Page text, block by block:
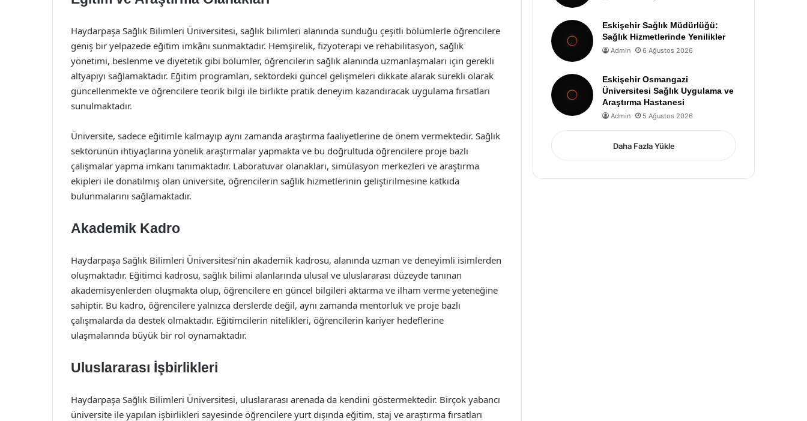
Haydarpaşa Sağlık Bilimleri Üniversitesi, sağlık bilimleri alanında sunduğu çeşitli bölümlerle öğrencilere
geniş bir yelpazede eğitim imkânı sunmaktadır. Hemşirelik, fizyoterapi ve rehabilitasyon, sağlık
yönetimi, beslenme ve diyetetik gibi bölümler, öğrencilerin sağlık alanında uzmanlaşmaları için gerekli
altyapıyı sağlamaktadır. Eğitim programları, sektördeki güncel gelişmeleri dikkate alarak sürekli olarak
güncellenmekte ve öğrencilere teorik bilgi ile birlikte pratik deneyim kazandıracak uygulama fırsatları
sunulmaktadır.
Üniversite, sadece eğitimle kalmayıp aynı zamanda araştırma faaliyetlerine de önem vermektedir. Sağlık
sektörünün ihtiyaçlarına yönelik araştırmalar yapmakta ve bu doğrultuda öğrencilere proje bazlı
çalışmalar yapma imkanı tanımaktadır. Laboratuvar olanakları, simülasyon merkezleri ve araştırma
ekipleri ile donatılmış olan üniversite, öğrencilerin sağlık hizmetlerinin geliştirilmesine katkıda
bulunmalarını sağlamaktadır.
Akademik Kadro
Haydarpaşa Sağlık Bilimleri Üniversitesi’nin akademik kadrosu, alanında uzman ve deneyimli isimlerden
oluşmaktadır. Eğitimci kadrosu, sağlık bilimi alanlarında ulusal ve uluslararası düzeyde tanınan
akademisyenlerden oluşmakta olup, öğrencilere en güncel bilgileri aktarma ve ilham verme yeteneğine
sahiptir. Bu kadro, öğrencilere yalnızca derslerde değil, aynı zamanda mentorluk ve proje bazlı
çalışmalarda da destek olmaktadır. Eğitimcilerin nitelikleri, öğrencilerin kariyer hedeflerine
ulaşmalarında büyük bir rol oynamaktadır.
Uluslararası İşbirlikleri
Haydarpaşa Sağlık Bilimleri Üniversitesi, uluslararası arenada da kendini göstermektedir. Birçok yabancı
üniversite ile yapılan işbirlikleri sayesinde öğrencilere yurt dışında eğitim, staj ve araştırma fırsatları
Eskişehir Sağlık Müdürlüğü:
Sağlık Hizmetlerinde Yenilikler
Admin 6 Ağustos 2026
Eskişehir Osmangazi
Üniversitesi Sağlık Uygulama ve
Araştırma Hastanesi
Admin 5 Ağustos 2026
Daha Fazla Yükle